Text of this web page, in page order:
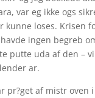
var eg ikke ogs
kunne loses. Krisen
ingen begreb
putte uda af den –
ar.
pr?get af mistr oven